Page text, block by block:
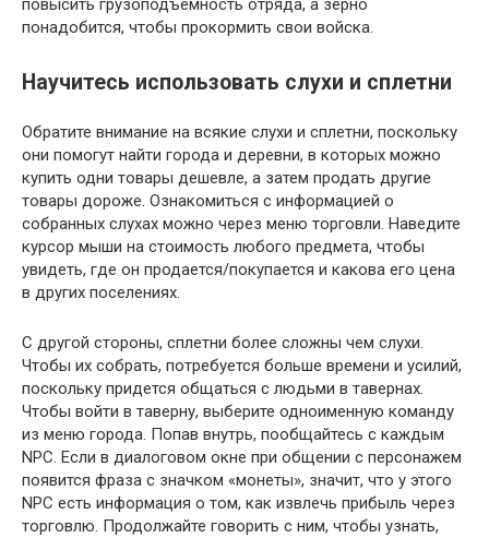
повысить грузоподъемность отряда, а зерно
понадобится, чтобы прокормить свои войска.
Научитесь использовать слухи и сплетни
Обратите внимание на всякие слухи и сплетни, поскольку
они помогут найти города и деревни, в которых можно
купить одни товары дешевле, а затем продать другие
товары дороже. Ознакомиться с информацией о
собранных слухах можно через меню торговли. Наведите
курсор мыши на стоимость любого предмета, чтобы
увидеть, где он продается/покупается и какова его цена
в других поселениях.
С другой стороны, сплетни более сложны чем слухи.
Чтобы их собрать, потребуется больше времени и усилий,
поскольку придется общаться с людьми в тавернах.
Чтобы войти в таверну, выберите одноименную команду
из меню города. Попав внутрь, пообщайтесь с каждым
NPC. Если в диалоговом окне при общении с персонажем
появится фраза с значком «монеты», значит, что у этого
NPC есть информация о том, как извлечь прибыль через
торговлю. Продолжайте говорить с ним, чтобы узнать,